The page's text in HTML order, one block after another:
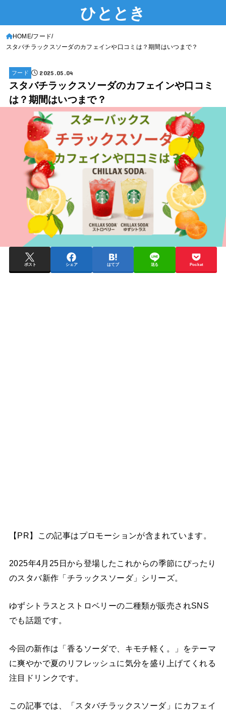
ひととき
HOME フード
スタバチラックスソーダのカフェインや口コミは？期間はいつまで？
フード 2025.05.04
スタバチラックスソーダのカフェインや口コミ
は？期間はいつまで？
ポスト シェア はてブ 送る Pocket
【PR】この記事はプロモーションが含まれています。
2025年4月25日から登場したこれからの季節にぴったり
のスタバ新作「チラックスソーダ」シリーズ。
ゆずシトラスとストロベリーの二種類が販売されSNS
でも話題です。
今回の新作は「香るソーダで、キモチ軽く。」をテーマ
に爽やかで夏のリフレッシュに気分を盛り上げてくれる
注目ドリンクです。
この記事では、「スタバチラックスソーダ」にカフェイ